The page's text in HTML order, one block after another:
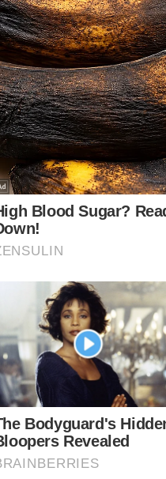
secara telus dan adil.
dengan mana-mana
didapati bersalah
Beliau turut
mengeluarkan
yang boleh
"PTD turut
takziah kepada
berharap mereka
ini," tambahnya.
Artikel Berkaitan:
Tak sempat
dipercayai didera senior
Dua suspek dera
direman tujuh hari
Muat turun aplikasi
Berita Paling Hangat
Anggota Tentera